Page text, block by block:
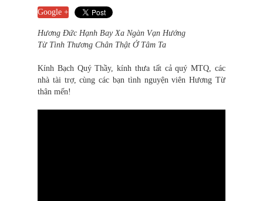
Google +
Hương Đức Hạnh Bay Xa Ngàn Vạn Hướng
Từ Tình Thương Chân Thật Ở Tâm Ta
Kính Bạch Quý Thầy, kính thưa tất cả quý MTQ, các
nhà tài trợ, cùng các bạn tình nguyện viên Hương Từ
thân mến!